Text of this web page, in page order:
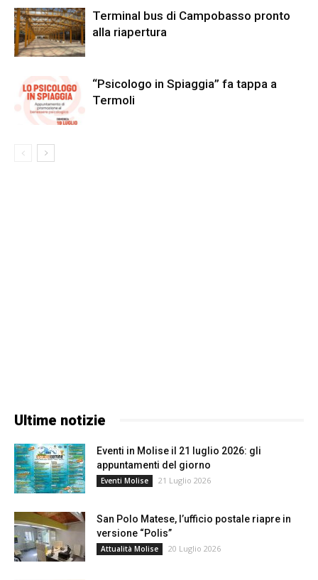
Terminal bus di Campobasso pronto
alla riapertura
“Psicologo in Spiaggia” fa tappa a
Termoli
Ultime notizie
Eventi in Molise il 21 luglio 2026: gli
appuntamenti del giorno
Eventi Molise 21 Luglio 2026
San Polo Matese, l’ufficio postale riapre in
versione “Polis”
Attualità Molise 20 Luglio 2026